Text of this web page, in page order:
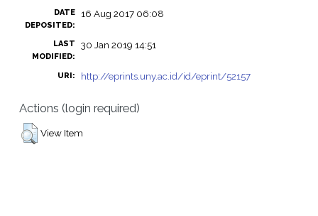
DATE
DEPOSITED:
16 Aug 2017 06:08
LAST
MODIFIED:
30 Jan 2019 14:51
URI: http://eprints.uny.ac.id/id/eprint/52157
Actions (login required)
View Item